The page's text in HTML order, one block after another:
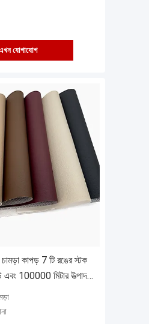
যোগাযোগ
কাপড় 7 টি রঙের স্টক
100000 মিটার উত্পাদন